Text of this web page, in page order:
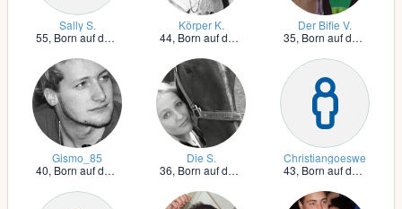
Sally S.
55, Born auf dem Darß
Körper K.
44, Born auf dem Darß
Der Bifie V.
35, Born auf dem Darß
Gismo_85
40, Born auf dem Darß
Die S.
36, Born auf dem Darß
Christiangoeswe
43, Born auf dem Darß